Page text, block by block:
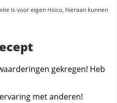
is voor eigen risico, hieraan kunnen
gekregen! Heb
met anderen!